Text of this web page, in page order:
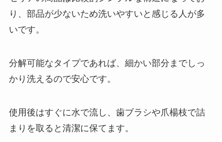
り、部品が少ないため洗いやすいと感じる人が多
いです。
分解可能なタイプであれば、細かい部分までしっ
かり洗えるので安心です。
使用後はすぐに水で流し、歯ブラシや爪楊枝で詰
まりを取ると清潔に保てます。